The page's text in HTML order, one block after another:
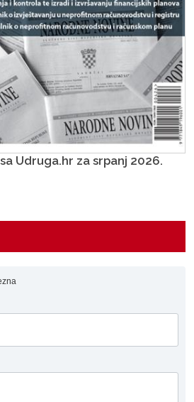
Udruga.hr za srpanj 2026.